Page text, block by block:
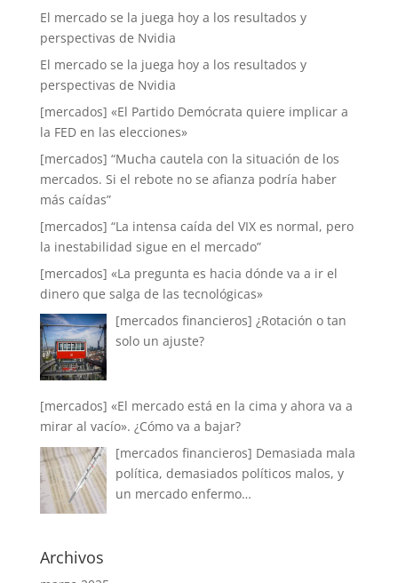
El mercado se la juega hoy a los resultados y
perspectivas de Nvidia
El mercado se la juega hoy a los resultados y
perspectivas de Nvidia
[mercados] «El Partido Demócrata quiere implicar a
la FED en las elecciones»
[mercados] “Mucha cautela con la situación de los
mercados. Si el rebote no se afianza podría haber
más caídas”
[mercados] “La intensa caída del VIX es normal, pero
la inestabilidad sigue en el mercado”
[mercados] «La pregunta es hacia dónde va a ir el
dinero que salga de las tecnológicas»
[mercados financieros] ¿Rotación o tan
solo un ajuste?
[mercados] «El mercado está en la cima y ahora va a
mirar al vacío». ¿Cómo va a bajar?
[mercados financieros] Demasiada mala
política, demasiados políticos malos, y
un mercado enfermo…
Archivos